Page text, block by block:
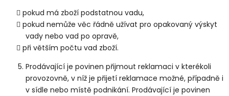
pokud má zboží podstatnou vadu,
pokud nemůže věc řádně užívat pro opakovaný výskyt
vady nebo vad po opravě,
při větším počtu vad zboží.
Prodávající je povinen přijmout reklamaci v kterékoli
provozovně, v níž je přijetí reklamace možné, případně i
v sídle nebo místě podnikání. Prodávající je povinen